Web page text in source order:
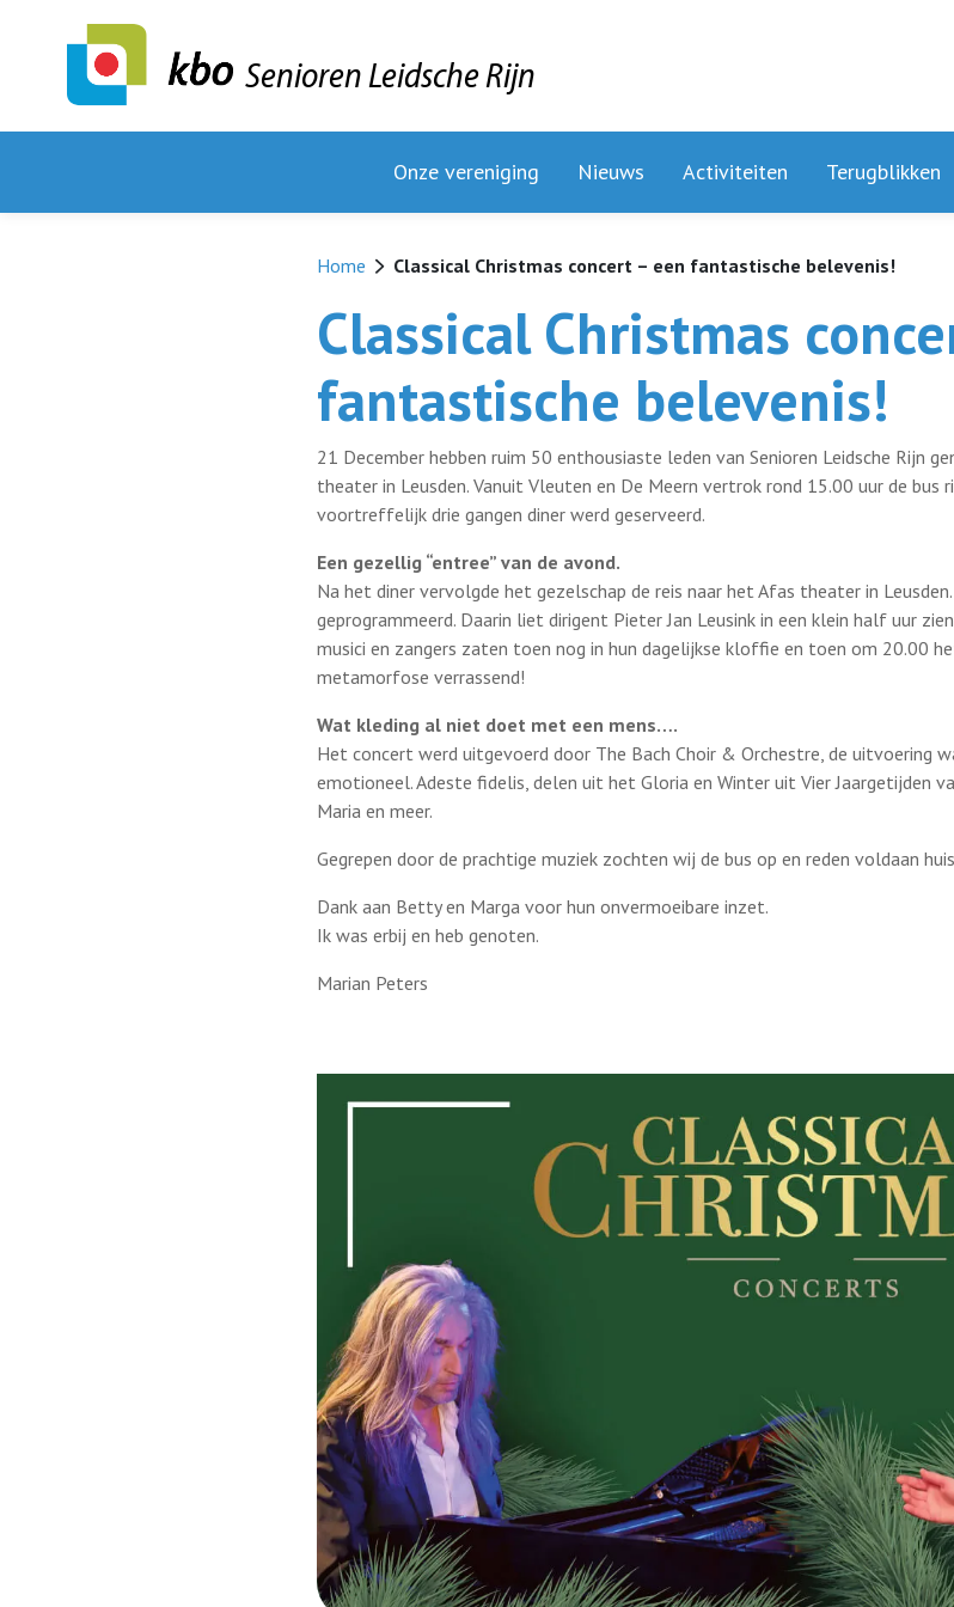
Senioren Leidsche Rijn
Onze vereniging Nieuws Activiteiten Terugblikken
Home Classical Christmas concert – een fantastische belevenis!
Classical Christmas
fantastische belevenis!
21 December hebben ruim 50 enthousiaste leden van Senioren Leidsche Rijn
theater in Leusden. Vanuit Vleuten en De Meern vertrok rond 15.00 uur de bus
voortreffelijk drie gangen diner werd geserveerd.
Een gezellig “entree” van de avond.
Na het diner vervolgde het gezelschap de reis naar het Afas theater in
geprogrammeerd. Daarin liet dirigent Pieter Jan Leusink in een klein half uur
musici en zangers zaten toen nog in hun dagelijkse kloffie en toen om 20.00
metamorfose verrassend!
Wat kleding al niet doet met een mens….
Het concert werd uitgevoerd door The Bach Choir & Orchestre, de uitvoering
emotioneel. Adeste fidelis, delen uit het Gloria en Winter uit Vier Jaargetijden
Maria en meer.
Gegrepen door de prachtige muziek zochten wij de bus op en reden voldaan
Dank aan Betty en Marga voor hun onvermoeibare inzet.
Ik was erbij en heb genoten.
Marian Peters